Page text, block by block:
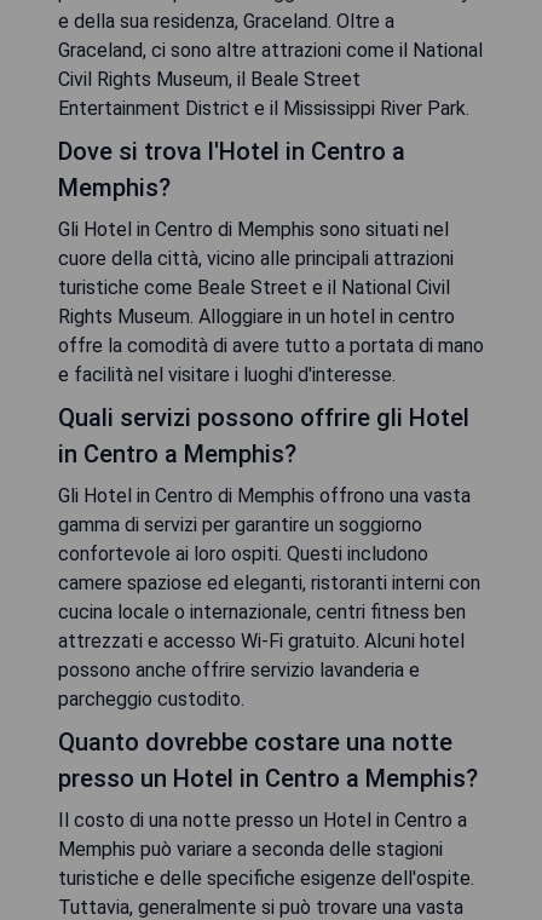
e della sua residenza, Graceland. Oltre a
Graceland, ci sono altre attrazioni come il National
Civil Rights Museum, il Beale Street
Entertainment District e il Mississippi River Park.
Dove si trova l'Hotel in Centro a
Memphis?
Gli Hotel in Centro di Memphis sono situati nel
cuore della città, vicino alle principali attrazioni
turistiche come Beale Street e il National Civil
Rights Museum. Alloggiare in un hotel in centro
offre la comodità di avere tutto a portata di mano
e facilità nel visitare i luoghi d'interesse.
Quali servizi possono offrire gli Hotel
in Centro a Memphis?
Gli Hotel in Centro di Memphis offrono una vasta
gamma di servizi per garantire un soggiorno
confortevole ai loro ospiti. Questi includono
camere spaziose ed eleganti, ristoranti interni con
cucina locale o internazionale, centri fitness ben
attrezzati e accesso Wi-Fi gratuito. Alcuni hotel
possono anche offrire servizio lavanderia e
parcheggio custodito.
Quanto dovrebbe costare una notte
presso un Hotel in Centro a Memphis?
Il costo di una notte presso un Hotel in Centro a
Memphis può variare a seconda delle stagioni
turistiche e delle specifiche esigenze dell'ospite.
Tuttavia, generalmente si può trovare una vasta